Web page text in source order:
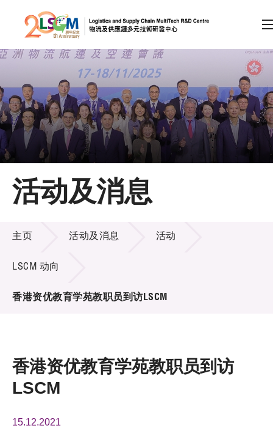
跳到内容（按回车键）
会员登录
A A EN 繁 简
主页
关于LSCM
技术商品化
项目及资助计划
新闻中心
活动及消息
活动及消息
主页 活动及消息 活动
LSCM 动向
香港资优教育学苑教职员到访LSCM
香港资优教育学苑教职员到访
LSCM
15.12.2021